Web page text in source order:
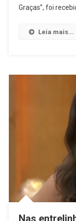
Graças”, foi
Leia mais...
Nas